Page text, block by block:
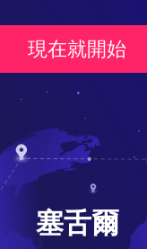
現在就開始
塞舌爾